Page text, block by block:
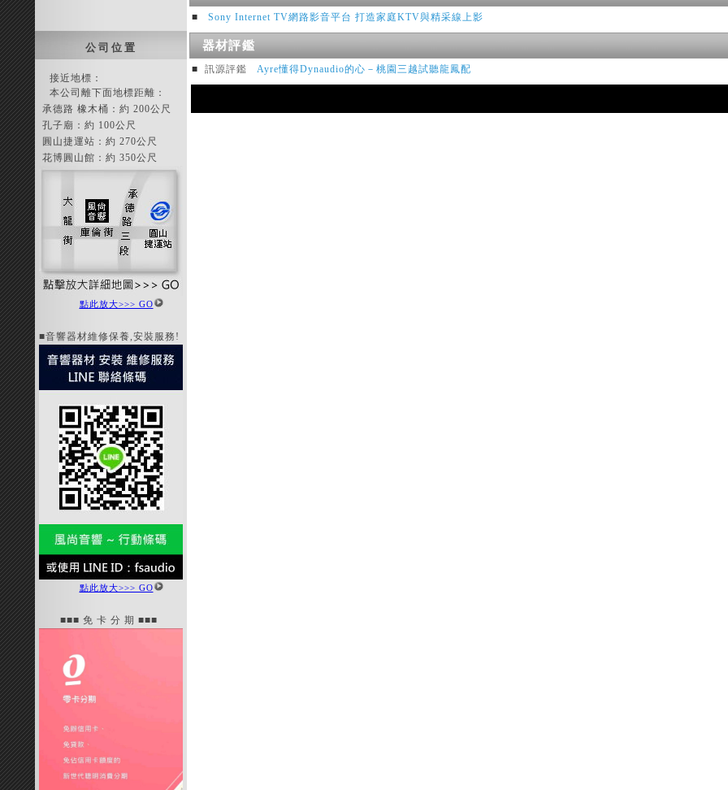
公 司 位 置
接近地標：
本公司離下面地標距離：
承德路 橡木桶：約 200公尺
孔子廟：約 100公尺
圓山捷運站：約 270公尺
花博圓山館：約 350公尺
點此放大>>> GO
■音響器材維修保養,安裝服務!
點此放大>>> GO
■■■ 免 卡 分 期 ■■■
■ Sony Internet TV網路影音平台 打造家庭KTV與精采線上影
器材評鑑
■ 訊源評鑑 Ayre懂得Dynaudio的心－桃園三越試聽龍鳳配